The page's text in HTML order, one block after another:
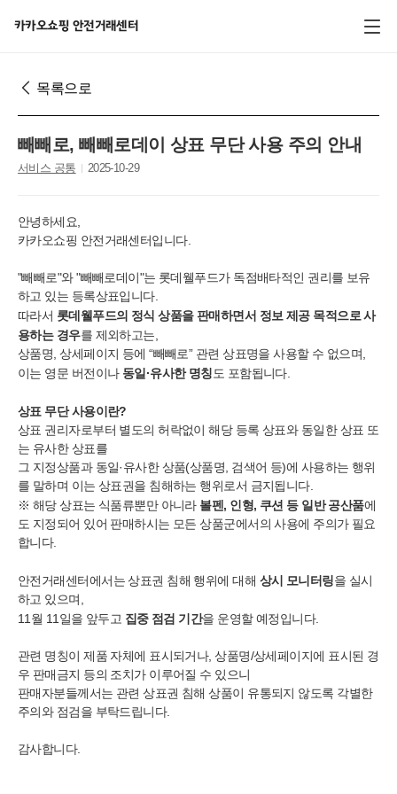
카카오쇼핑 안전거래센터
빼빼로, 빼빼로데이 상표 무단 사용 주의 안내
서비스 공통 2025-10-29
안녕하세요,
카카오쇼핑 안전거래센터입니다.
"빼빼로"와 "빼빼로데이"는 롯데웰푸드가 독점배타적인 권리를 보유
하고 있는 등록상표입니다.
따라서 롯데웰푸드의 정식 상품을 판매하면서 정보 제공 목적으로 사
용하는 경우를 제외하고는,
상품명, 상세페이지 등에 “빼빼로” 관련 상표명을 사용할 수 없으며,
이는 영문 버전이나 동일·유사한 명칭도 포함됩니다.
상표 무단 사용이란?
상표 권리자로부터 별도의 허락없이 해당 등록 상표와 동일한 상표 또
는 유사한 상표를
그 지정상품과 동일·유사한 상품(상품명, 검색어 등)에 사용하는 행위
를 말하며 이는 상표권을 침해하는 행위로서 금지됩니다.
※ 해당 상표는 식품류뿐만 아니라 볼펜, 인형, 쿠션 등 일반 공산품에
도 지정되어 있어 판매하시는 모든 상품군에서의 사용에 주의가 필요
합니다.
안전거래센터에서는 상표권 침해 행위에 대해 상시 모니터링을 실시
하고 있으며,
11월 11일을 앞두고 집중 점검 기간을 운영할 예정입니다.
관련 명칭이 제품 자체에 표시되거나, 상품명/상세페이지에 표시된 경
우 판매금지 등의 조치가 이루어질 수 있으니
판매자분들께서는 관련 상표권 침해 상품이 유통되지 않도록 각별한
주의와 점검을 부탁드립니다.
감사합니다.
목록으로